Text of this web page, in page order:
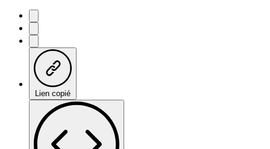
Lien copié